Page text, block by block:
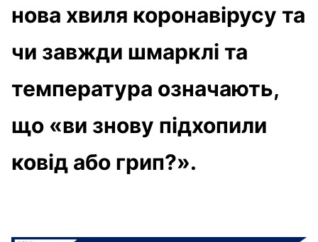
нова хвиля коронавірусу та
чи завжди шмарклі та
температура означають,
що «ви знову підхопили
ковід або грип?».